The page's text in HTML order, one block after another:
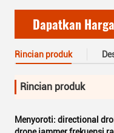
Dapatkan
Rincian produk
Rincian produk
Menyoroti: directional